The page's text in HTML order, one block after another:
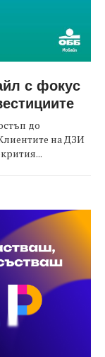
с фокус
до
на ДЗИ